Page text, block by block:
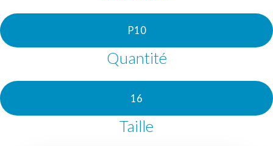
P10
Quantité
16
Taille